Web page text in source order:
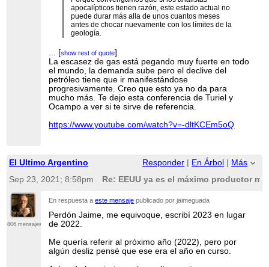
apocalípticos tienen razón, este estado actual no
puede durar más alla de unos cuantos meses
antes de chocar nuevamente con los límites de la
geología.
probable, antes o a principio del 2023, algo o
alguíen tendrá que volver a detener la
maquinaría mundial.
Es así no ?
Saludos
...[show rest of quote]
... [show rest of quote]
La escasez de gas está pegando muy fuerte en todo
el mundo, la demanda sube pero el declive del
petróleo tiene que ir manifestándose
progresivamente. Creo que esto ya no da para
mucho más. Te dejo esta conferencia de Turiel y
Ocampo a ver si te sirve de referencia.
https://www.youtube.com/watch?v=-dltKCEm5oQ
El Ultimo Argentino Responder En Árbol
Más
Sep 23, 2021; 8:58pm
Re: EEUU ya es el máximo productor
806 mensajes
En respuesta aeste mensaje publicado por jaimeguada
Perdón Jaime, me equivoque, escribí 2023 en lugar
de 2022.
Me quería referir al próximo año (2022), pero por
algún desliz pensé que ese era el año en curso.